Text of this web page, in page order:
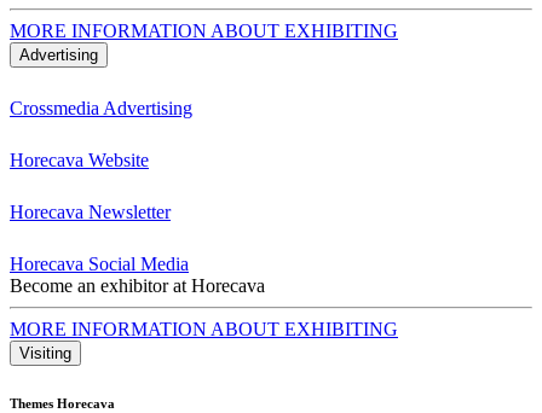
MORE INFORMATION ABOUT EXHIBITING
Advertising
Crossmedia Advertising
Horecava Website
Horecava Newsletter
Horecava Social Media
Become an exhibitor at Horecava
MORE INFORMATION ABOUT EXHIBITING
Visiting
Themes Horecava